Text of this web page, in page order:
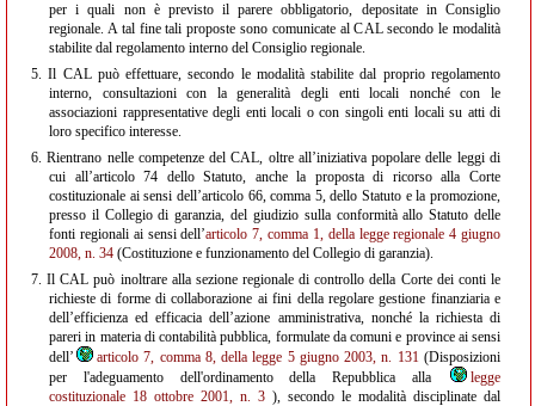
per i quali non è previsto il parere obbligatorio, depositate in Consiglio
regionale. A tal fine tali proposte sono comunicate al CAL secondo le modalità
stabilite dal regolamento interno del Consiglio regionale.
5. Il CAL può effettuare, secondo le modalità stabilite dal proprio regolamento
interno, consultazioni con la generalità degli enti locali nonché con le
associazioni rappresentative degli enti locali o con singoli enti locali su atti di
loro specifico interesse.
6. Rientrano nelle competenze del CAL, oltre all’iniziativa popolare delle leggi di
cui all’articolo 74 dello Statuto, anche la proposta di ricorso alla Corte
costituzionale ai sensi dell’articolo 66, comma 5, dello Statuto e la promozione,
presso il Collegio di garanzia, del giudizio sulla conformità allo Statuto delle
fonti regionali ai sensi dell’articolo 7, comma 1, della legge regionale 4 giugno
2008, n. 34 (Costituzione e funzionamento del Collegio di garanzia).
7. Il CAL può inoltrare alla sezione regionale di controllo della Corte dei conti le
richieste di forme di collaborazione ai fini della regolare gestione finanziaria e
dell’efficienza ed efficacia dell’azione amministrativa, nonché la richiesta di
pareri in materia di contabilità pubblica, formulate da comuni e province ai sensi
dell’
articolo 7, comma 8, della legge 5 giugno 2003, n. 131(Disposizioni
per l'adeguamento dell'ordinamento della Repubblica alla
legge
costituzionale 18 ottobre 2001, n. 3 ), secondo le modalità disciplinate dal